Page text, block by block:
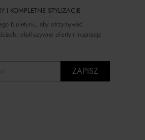
I KOMPLETNE STYLIZACJE
biuletynu, aby otrzymywać
ekskluzywne oferty i inspiracje
ZAPISZ